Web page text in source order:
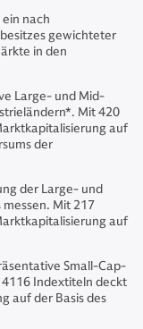
nach
gewichteter
in den
Large- und Mid-
Mit 420
auf
der
der Large- und
Mit 217
auf
Small-Cap-
Indextiteln deckt
auf der Basis des